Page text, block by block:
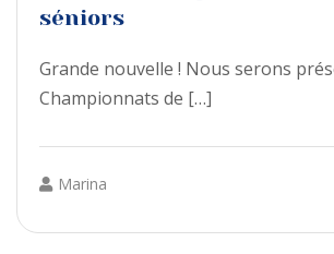
séniors
Grande nouvelle ! Nous serons
Championnats de […]
Marina